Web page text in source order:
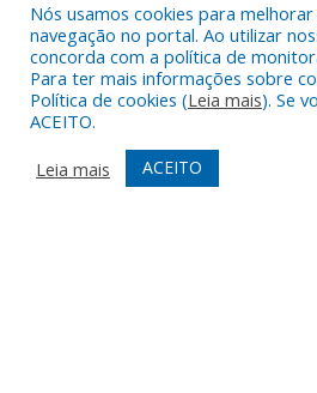
HIGHLIGHT CONTENT STOP
Skip To Content
Nós usamos cookies para
navegação no portal. Ao utilizar
concorda com a política de
Para ter mais informações sobre
Política de cookies (Leia mais). Se
ACEITO.
Leia mais
ACEITO